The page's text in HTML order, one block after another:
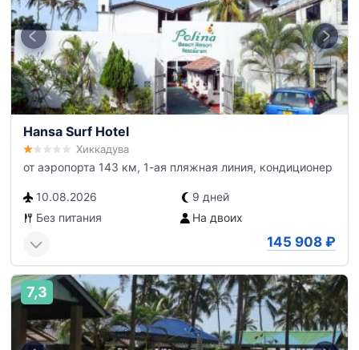
Hansa Surf Hotel
Хиккадува
от аэропорта 143 км, 1-ая пляжная линия, кондиционер
10.08.2026
9 дней
Без питания
На двоих
145 908 ₽
7,3